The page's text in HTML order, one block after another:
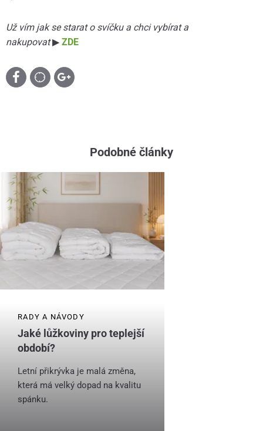
Už vím jak se starat o svíčku a chci vybírat a
nakupovat▶ ZDE
Podobné články
RADY A NÁVODY
Jaké lůžkoviny pro teplejší
období?
Letní přikrývka je malá změna,
která má velký dopad na kvalitu
spánku.